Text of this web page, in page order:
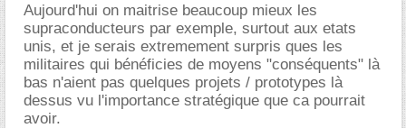
Aujourd'hui on maitrise beaucoup mieux les
supraconducteurs par exemple, surtout aux etats
unis, et je serais extremement surpris ques les
militaires qui bénéficies de moyens "conséquents" là
bas n'aient pas quelques projets / prototypes là
dessus vu l'importance stratégique que ca pourrait
avoir.